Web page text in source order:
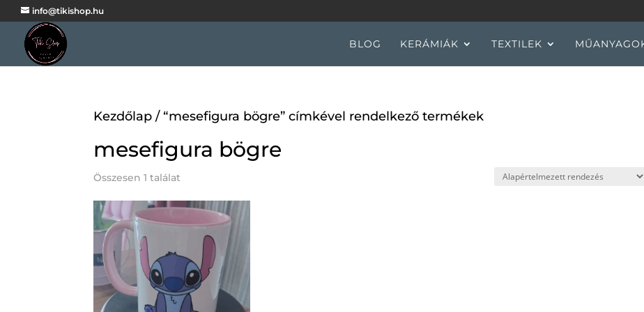
info@tikishop.hu
BLOG KERÁMIÁK TEXTILEK
Kezdőlap / “mesefigura bögre” címkével rendelkező termékek
mesefigura bögre
Összesen 1 találat